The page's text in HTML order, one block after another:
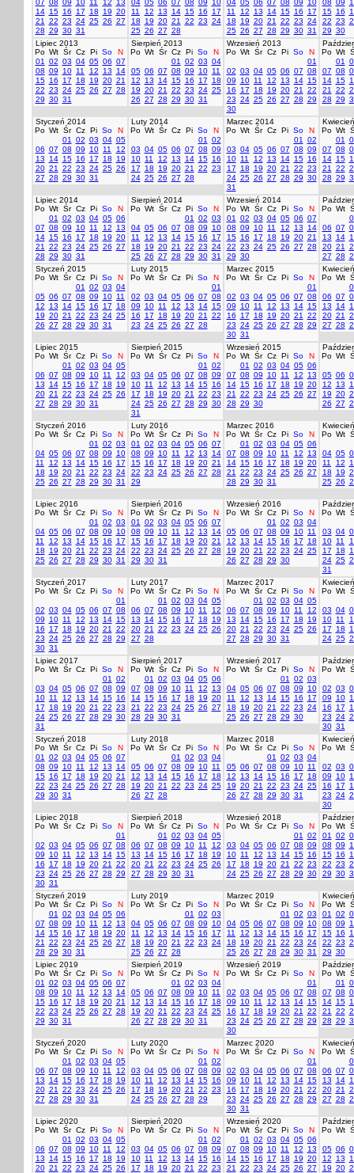
07 08 09 10 11 12
13
14 15 16 17 18 19 20
21
22 23 24 25 26 27
28 29 30 31
04 05 06 07 08 09
10
11
12 13 14 15 16
17
18
19 20 21 22 23 24
25 26 27 28
04 05 06 07 08 09
10
11
12 13 14 15 16
17
18
19 20 21 22 23 24
25 26 27 28 29 30 31
08 09
15 16
22 23
29 30
Lipiec 2013
Po Wt Śr Cz Pi So
N
01
02 03 04 05 06 07
08 09 10 11 12 13
14
15 16 17 18 19 20 21
22 23 24 25 26 27 28
29 30 31
Sierpień 2013
Po Wt Śr Cz Pi So
N
01
02 03 04
05 06 07 08 09 10 11
12
13 14 15 16 17
18
19 20 21 22 23 24 25
26 27 28 29 30 31
Wrzesień 2013
Po Wt Śr Cz Pi So
N
01
02 03 04 05 06 07 08
09
10 11 12 13 14 15
16
17 18 19 20 21
22
23 24 25 26 27 28 29
30
Po Wt
01
07 08
14 15
21
22
28 29
Styczeń 2014
Po Wt Śr Cz Pi So
N
01
02 03 04 05
06 07 08 09 10 11
12
13
14 15 16 17 18
19
20 21 22 23 24 25 26
27 28 29 30 31
Luty 2014
Po Wt Śr Cz Pi So
N
01
02
03 04 05 06 07 08 09
10 11 12 13 14 15 16
17
18 19 20 21 22 23
24 25 26 27 28
Marzec 2014
Po Wt Śr Cz Pi So
N
01
02
03 04 05 06 07 08 09
10 11 12 13 14 15 16
17
18 19 20 21 22 23
24 25 26 27 28 29 30
31
Po Wt
01
07 08
14 15
21
22
28 29
Lipiec 2014
Po Wt Śr Cz Pi So
N
01
02 03 04 05 06
07 08 09 10 11 12
13
14 15 16 17 18 19 20
21
22 23 24 25 26 27
28 29 30 31
Sierpień 2014
Po Wt Śr Cz Pi So
N
01
02 03
04 05 06 07 08 09
10
11
12 13 14 15 16
17
18
19 20 21 22 23 24
25 26 27 28 29 30 31
Wrzesień 2014
Po Wt Śr Cz Pi So
N
01
02 03 04 05 06 07
08 09 10 11 12 13
14
15 16 17 18 19 20 21
22 23 24 25 26 27 28
29 30
Po Wt
06 07
13
14
20 21
27 28
Styczeń 2015
Po Wt Śr Cz Pi So
N
01
02 03 04
05 06 07 08 09 10 11
12
13 14 15 16 17
18
19 20 21 22 23 24 25
26 27 28 29 30 31
Luty 2015
Po Wt Śr Cz Pi So
N
01
02 03 04 05 06 07 08
09
10 11 12 13 14 15
16
17 18 19 20 21
22
23 24 25 26 27 28
Marzec 2015
Po Wt Śr Cz Pi So
N
01
02 03 04 05 06 07 08
09
10 11 12 13 14 15
16
17 18 19 20 21
22
23 24 25 26 27 28 29
30 31
Po Wt
06 07
13
14
20 21
27 28
Lipiec 2015
Po Wt Śr Cz Pi So
N
01
02 03 04 05
06 07 08 09 10 11
12
13
14 15 16 17 18
19
20 21 22 23 24 25 26
27 28 29 30 31
Sierpień 2015
Po Wt Śr Cz Pi So
N
01
02
03 04 05 06 07 08 09
10 11 12 13 14 15 16
17
18 19 20 21 22 23
24 25 26 27 28 29 30
31
Wrzesień 2015
Po Wt Śr Cz Pi So
N
01
02 03 04 05 06
07 08 09 10 11 12
13
14 15 16 17 18 19 20
21
22 23 24 25 26 27
28 29 30
Po Wt
05 06
12
13
19 20
26 27
Styczeń 2016
Po Wt Śr Cz Pi So
N
01
02 03
04 05 06 07 08 09
10
11
12 13 14 15 16
17
18
19 20 21 22 23 24
25 26 27 28 29 30 31
Luty 2016
Po Wt Śr Cz Pi So
N
01
02 03 04 05 06 07
08 09 10 11 12 13
14
15 16 17 18 19 20 21
22 23 24 25 26 27 28
29
Marzec 2016
Po Wt Śr Cz Pi So
N
01
02 03 04 05 06
07 08 09 10 11 12
13
14 15 16 17 18 19 20
21
22 23 24 25 26 27
28 29 30 31
Po Wt
04 05
11
12
18
19
25 26
Lipiec 2016
Po Wt Śr Cz Pi So
N
01
02 03
04 05 06 07 08 09
10
11
12 13 14 15 16
17
18
19 20 21 22 23 24
25 26 27 28 29 30 31
Sierpień 2016
Po Wt Śr Cz Pi So
N
01
02 03 04 05 06 07
08 09 10 11 12 13
14
15 16 17 18 19 20 21
22 23 24 25 26 27 28
29 30 31
Wrzesień 2016
Po Wt Śr Cz Pi So
N
01
02 03 04
05 06 07 08 09 10 11
12
13 14 15 16 17
18
19 20 21 22 23 24 25
26 27 28 29 30
Po Wt
03 04
10 11
17
18
24 25
31
Styczeń 2017
Po Wt Śr Cz Pi So
N
01
02 03 04 05 06 07 08
09
10 11 12 13 14 15
16
17 18 19 20 21
22
23 24 25 26 27 28 29
30 31
Luty 2017
Po Wt Śr Cz Pi So
N
01
02 03 04 05
06 07 08 09 10 11
12
13
14 15 16 17 18
19
20 21 22 23 24 25 26
27 28
Marzec 2017
Po Wt Śr Cz Pi So
N
01
02 03 04 05
06 07 08 09 10 11
12
13
14 15 16 17 18
19
20 21 22 23 24 25 26
27 28 29 30 31
Po Wt
03 04
10 11
17
18
24 25
Lipiec 2017
Po Wt Śr Cz Pi So
N
01
02
03 04 05 06 07 08 09
10 11 12 13 14 15 16
17
18 19 20 21 22 23
24 25 26 27 28 29 30
31
Sierpień 2017
Po Wt Śr Cz Pi So
N
01
02 03 04 05 06
07 08 09 10 11 12
13
14 15 16 17 18 19 20
21
22 23 24 25 26 27
28 29 30 31
Wrzesień 2017
Po Wt Śr Cz Pi So
N
01
02 03
04 05 06 07 08 09
10
11
12 13 14 15 16
17
18
19 20 21 22 23 24
25 26 27 28 29 30
Po Wt
02 03
09
10
16
17
23 24
30 31
Styczeń 2018
Po Wt Śr Cz Pi So
N
01
02 03 04 05 06 07
08 09 10 11 12 13
14
15 16 17 18 19 20 21
22 23 24 25 26 27 28
29 30 31
Luty 2018
Po Wt Śr Cz Pi So
N
01
02 03 04
05 06 07 08 09 10 11
12
13 14 15 16 17
18
19 20 21 22 23 24 25
26 27 28
Marzec 2018
Po Wt Śr Cz Pi So
N
01
02 03 04
05 06 07 08 09 10 11
12
13 14 15 16 17
18
19 20 21 22 23 24 25
26 27 28 29 30 31
Po Wt
02 03
09
10
16
17
23 24
30
Lipiec 2018
Po Wt Śr Cz Pi So
N
01
02 03 04 05 06 07 08
09
10 11 12 13 14 15
16
17 18 19 20 21
22
23 24 25 26 27 28 29
30 31
Sierpień 2018
Po Wt Śr Cz Pi So
N
01
02 03 04 05
06 07 08 09 10 11
12
13
14 15 16 17 18
19
20 21 22 23 24 25 26
27 28 29 30 31
Wrzesień 2018
Po Wt Śr Cz Pi So
N
01
02
03 04 05 06 07 08 09
10 11 12 13 14 15 16
17
18 19 20 21 22 23
24 25 26 27 28 29 30
Po Wt
01
02
08 09
15 16
22 23
29 30
Styczeń 2019
Po Wt Śr Cz Pi So
N
01
02 03 04 05 06
07 08 09 10 11 12
13
14 15 16 17 18 19 20
21
22 23 24 25 26 27
28 29 30 31
Luty 2019
Po Wt Śr Cz Pi So
N
01
02 03
04 05 06 07 08 09
10
11
12 13 14 15 16
17
18
19 20 21 22 23 24
25 26 27 28
Marzec 2019
Po Wt Śr Cz Pi So
N
01
02 03
04 05 06 07 08 09
10
11
12 13 14 15 16
17
18
19 20 21 22 23 24
25 26 27 28 29 30 31
Po Wt
01
02
08 09
15 16
22 23
29 30
Lipiec 2019
Po Wt Śr Cz Pi So
N
01
02 03 04 05 06 07
08 09 10 11 12 13
14
15 16 17 18 19 20 21
22 23 24 25 26 27 28
29 30 31
Sierpień 2019
Po Wt Śr Cz Pi So
N
01
02 03 04
05 06 07 08 09 10 11
12
13 14 15 16 17
18
19 20 21 22 23 24 25
26 27 28 29 30 31
Wrzesień 2019
Po Wt Śr Cz Pi So
N
01
02 03 04 05 06 07 08
09
10 11 12 13 14 15
16
17 18 19 20 21
22
23 24 25 26 27 28 29
30
Po Wt
01
07 08
14 15
21
22
28 29
Styczeń 2020
Po Wt Śr Cz Pi So
N
01
02 03 04 05
06 07 08 09 10 11
12
13
14 15 16 17 18
19
20 21 22 23 24 25 26
27 28 29 30 31
Luty 2020
Po Wt Śr Cz Pi So
N
01
02
03 04 05 06 07 08 09
10 11 12 13 14 15 16
17
18 19 20 21 22 23
24 25 26 27 28 29
Marzec 2020
Po Wt Śr Cz Pi So
N
01
02 03 04 05 06 07 08
09
10 11 12 13 14 15
16
17 18 19 20 21
22
23 24 25 26 27 28 29
30 31
Po Wt
06 07
13
14
20 21
27 28
Lipiec 2020
Po Wt Śr Cz Pi So
N
01
02 03 04 05
06 07 08 09 10 11
12
13
14 15 16 17 18
19
20 21 22 23 24 25 26
Sierpień 2020
Po Wt Śr Cz Pi So
N
01
02
03 04 05 06 07 08 09
10 11 12 13 14 15 16
17
18 19 20 21 22 23
Wrzesień 2020
Po Wt Śr Cz Pi So
N
01
02 03 04 05 06
07 08 09 10 11 12
13
14 15 16 17 18 19 20
21
22 23 24 25 26 27
Po Wt
05 06
12
13
19 20